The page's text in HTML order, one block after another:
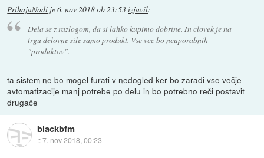
PrihajaNodi je6. nov 2018 ob 23:53izjavil:
Dela se z razlogom, da si lahko kupimo dobrine. In clovek je na
trgu delovne sile samo produkt. Vse vec bo neuporabnih
"produktov".
ta sistem ne bo mogel furati v nedogled ker bo zaradi vse večje
avtomatizacije manj potrebe po delu in bo potrebno reči postavit
drugače
blackbfm
::7. nov 2018, 00:23